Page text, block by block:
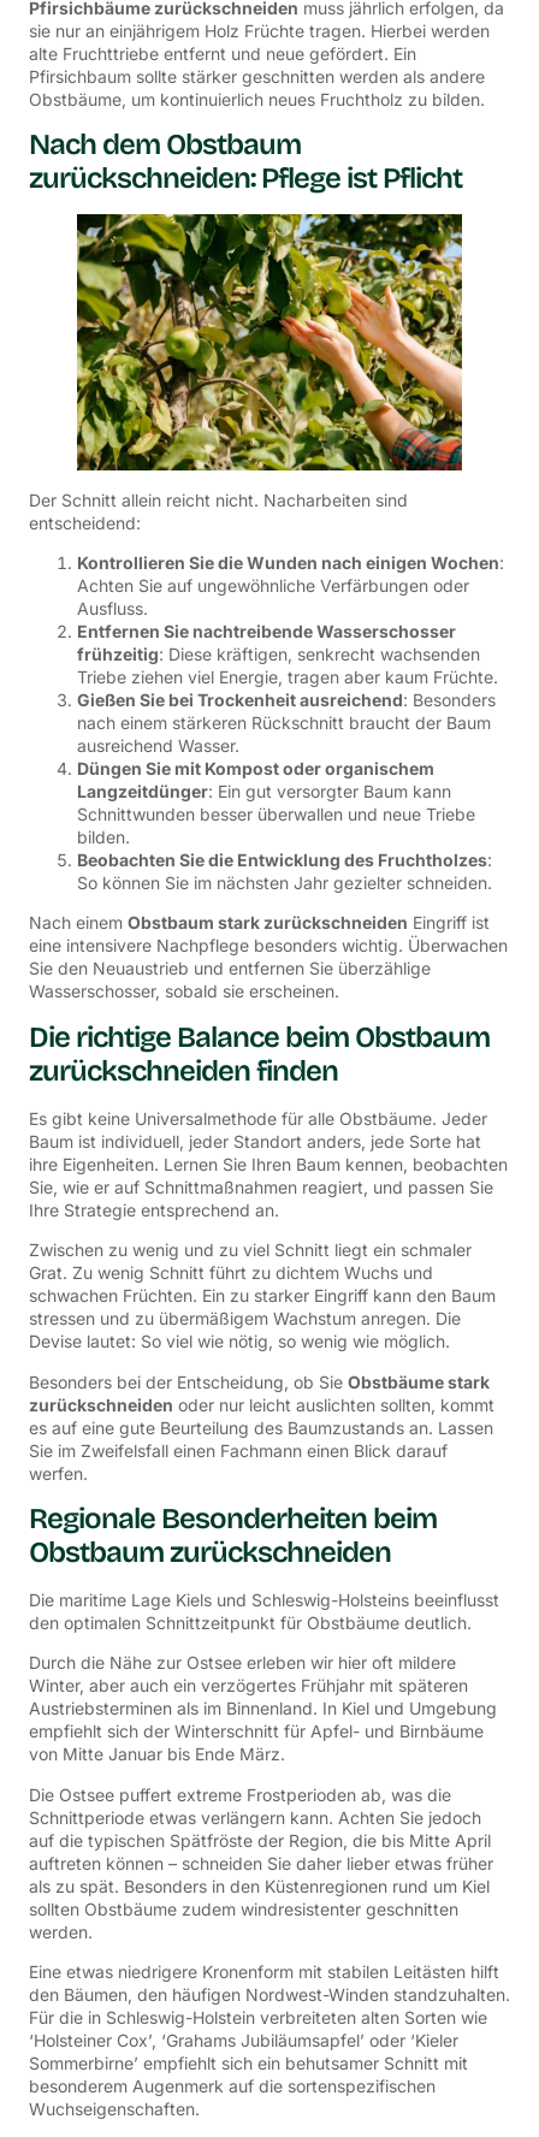
Pfirsichbäume zurückschneiden muss jährlich erfolgen, da
sie nur an einjährigem Holz Früchte tragen. Hierbei werden
alte Fruchttriebe entfernt und neue gefördert. Ein
Pfirsichbaum sollte stärker geschnitten werden als andere
Obstbäume, um kontinuierlich neues Fruchtholz zu bilden.
Nach dem Obstbaum
zurückschneiden: Pflege ist Pflicht
Der Schnitt allein reicht nicht. Nacharbeiten sind
entscheidend:
Kontrollieren Sie die Wunden nach einigen Wochen:
Achten Sie auf ungewöhnliche Verfärbungen oder
Ausfluss.
Entfernen Sie nachtreibende Wasserschosser
frühzeitig: Diese kräftigen, senkrecht wachsenden
Triebe ziehen viel Energie, tragen aber kaum Früchte.
Gießen Sie bei Trockenheit ausreichend: Besonders
nach einem stärkeren Rückschnitt braucht der Baum
ausreichend Wasser.
Düngen Sie mit Kompost oder organischem
Langzeitdünger: Ein gut versorgter Baum kann
Schnittwunden besser überwallen und neue Triebe
bilden.
Beobachten Sie die Entwicklung des Fruchtholzes:
So können Sie im nächsten Jahr gezielter schneiden.
Nach einem Obstbaum stark zurückschneiden Eingriff ist
eine intensivere Nachpflege besonders wichtig. Überwachen
Sie den Neuaustrieb und entfernen Sie überzählige
Wasserschosser, sobald sie erscheinen.
Die richtige Balance beim Obstbaum
zurückschneiden finden
Es gibt keine Universalmethode für alle Obstbäume. Jeder
Baum ist individuell, jeder Standort anders, jede Sorte hat
ihre Eigenheiten. Lernen Sie Ihren Baum kennen, beobachten
Sie, wie er auf Schnittmaßnahmen reagiert, und passen Sie
Ihre Strategie entsprechend an.
Zwischen zu wenig und zu viel Schnitt liegt ein schmaler
Grat. Zu wenig Schnitt führt zu dichtem Wuchs und
schwachen Früchten. Ein zu starker Eingriff kann den Baum
stressen und zu übermäßigem Wachstum anregen. Die
Devise lautet: So viel wie nötig, so wenig wie möglich.
Besonders bei der Entscheidung, ob Sie Obstbäume stark
zurückschneiden oder nur leicht auslichten sollten, kommt
es auf eine gute Beurteilung des Baumzustands an. Lassen
Sie im Zweifelsfall einen Fachmann einen Blick darauf
werfen.
Regionale Besonderheiten beim
Obstbaum zurückschneiden
Die maritime Lage Kiels und Schleswig-Holsteins beeinflusst
den optimalen Schnittzeitpunkt für Obstbäume deutlich.
Durch die Nähe zur Ostsee erleben wir hier oft mildere
Winter, aber auch ein verzögertes Frühjahr mit späteren
Austriebsterminen als im Binnenland. In Kiel und Umgebung
empfiehlt sich der Winterschnitt für Apfel- und Birnbäume
von Mitte Januar bis Ende März.
Die Ostsee puffert extreme Frostperioden ab, was die
Schnittperiode etwas verlängern kann. Achten Sie jedoch
auf die typischen Spätfröste der Region, die bis Mitte April
auftreten können – schneiden Sie daher lieber etwas früher
als zu spät. Besonders in den Küstenregionen rund um Kiel
sollten Obstbäume zudem windresistenter geschnitten
werden.
Eine etwas niedrigere Kronenform mit stabilen Leitästen hilft
den Bäumen, den häufigen Nordwest-Winden standzuhalten.
Für die in Schleswig-Holstein verbreiteten alten Sorten wie
‘Holsteiner Cox’, ‘Grahams Jubiläumsapfel’ oder ‘Kieler
Sommerbirne’ empfiehlt sich ein behutsamer Schnitt mit
besonderem Augenmerk auf die sortenspezifischen
Wuchseigenschaften.